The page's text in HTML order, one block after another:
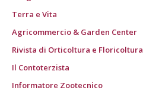
Terra e Vita
Agricommercio & Garden Center
Rivista di Orticoltura e Floricoltura
Il Contoterzista
Informatore Zootecnico